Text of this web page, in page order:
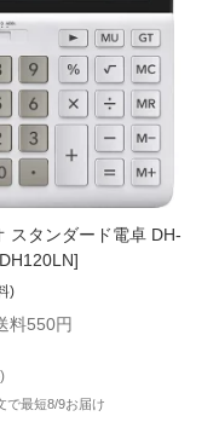
スタンダード電卓 DH-
)
料550円
で最短8/9お届け